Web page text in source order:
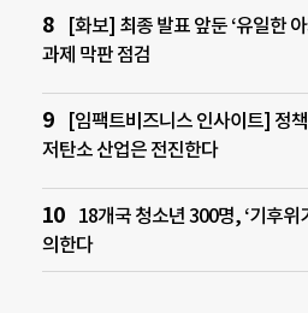
[화보] 최종 발표 앞둔 ‘유일한
과제 막판 점검
[임팩트비즈니스 인사이트] 정
저탄소 산업은 전진한다
18개국 청소년 300명, ‘기후위
의한다